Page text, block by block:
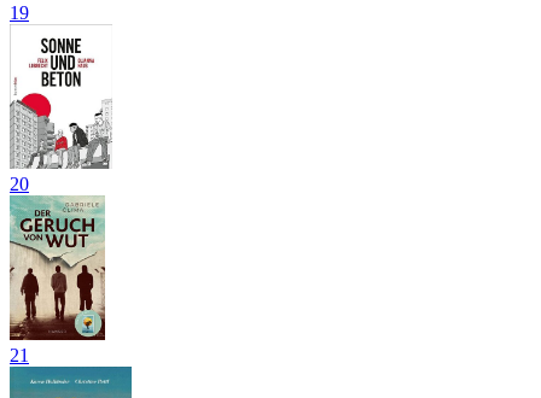
19
20
21